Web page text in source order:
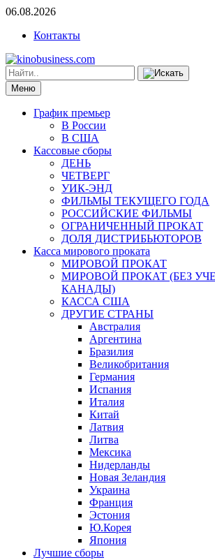
06.08.2026
Контакты
Меню
График премьер
В России
В США
Кассовые сборы
ДЕНЬ
ЧЕТВЕРГ
УИК-ЭНД
ФИЛЬМЫ ТЕКУЩЕГО ГОДА
РОССИЙСКИЕ ФИЛЬМЫ
ОГРАНИЧЕННЫЙ ПРОКАТ
ДОЛЯ ДИСТРИБЬЮТОРОВ
Касса мирового проката
МИРОВОЙ ПРОКАТ
МИРОВОЙ ПРОКАТ (БЕЗ
КАНАДЫ)
КАССА США
ДРУГИЕ СТРАНЫ
Австралия
Аргентина
Бразилия
Великобритания
Германия
Испания
Италия
Китай
Латвия
Литва
Мексика
Нидерланды
Новая Зеландия
Украина
Франция
Эстония
Ю.Корея
Япония
Лучшие сборы